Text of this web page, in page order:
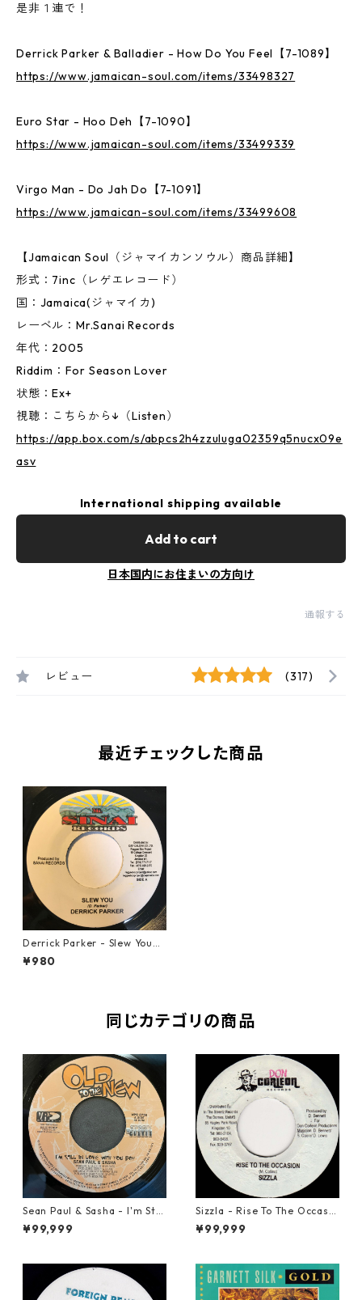
是非１連で！
Derrick Parker & Balladier - How Do You Feel【7-1089】
https://www.jamaican-soul.com/items/33498327
Euro Star - Hoo Deh【7-1090】
https://www.jamaican-soul.com/items/33499339
Virgo Man - Do Jah Do【7-1091】
https://www.jamaican-soul.com/items/33499608
【Jamaican Soul（ジャマイカンソウル）商品詳細】
形式：7inc（レゲエレコード）
国：Jamaica(ジャマイカ)
レーベル：Mr.Sanai Records
年代：2005
Riddim：For Season Lover
状態：Ex+
視聴：こちらから↓（Listen）
https://app.box.com/s/abpcs2h4zzuluga02359q5nucx09e
asv
International shipping available
Add to cart
日本国内にお住まいの方向け
通報する
レビュー (317)
最近チェックした商品
Derrick Parker - Slew You
【7-10882】
¥980
同じカテゴリの商品
Sean Paul & Sasha - I'm Still
In Love With You Boy【7-218
78】
¥99,999
Sizzla - Rise To The Occasio
n【7-21822】
¥99,999